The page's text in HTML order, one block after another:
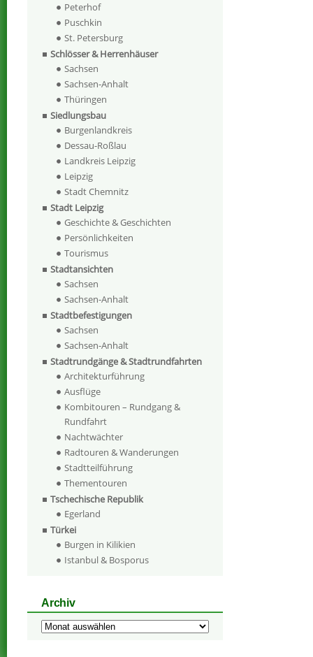
Peterhof
Puschkin
St. Petersburg
Schlösser & Herrenhäuser
Sachsen
Sachsen-Anhalt
Thüringen
Siedlungsbau
Burgenlandkreis
Dessau-Roßlau
Landkreis Leipzig
Leipzig
Stadt Chemnitz
Stadt Leipzig
Geschichte & Geschichten
Persönlichkeiten
Tourismus
Stadtansichten
Sachsen
Sachsen-Anhalt
Stadtbefestigungen
Sachsen
Sachsen-Anhalt
Stadtrundgänge & Stadtrundfahrten
Architekturführung
Ausflüge
Kombitouren – Rundgang &
Rundfahrt
Nachtwächter
Radtouren & Wanderungen
Stadtteilführung
Thementouren
Tschechische Republik
Egerland
Türkei
Burgen in Kilikien
Istanbul & Bosporus
Archiv
Archiv